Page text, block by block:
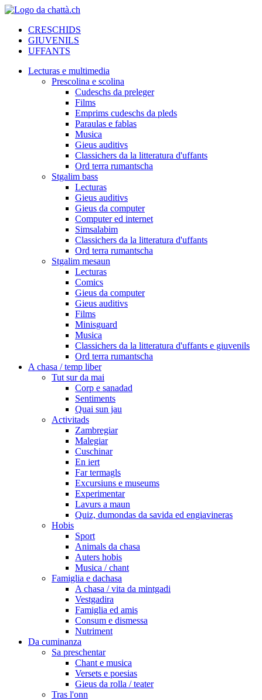
CRESCHIDS
GIUVENILS
UFFANTS
Lecturas e multimedia
Prescolina e scolina
Cudeschs da preleger
Films
Emprims cudeschs da pleds
Paraulas e fablas
Musica
Gieus auditivs
Classichers da la litteratura d'uffants
Ord terra rumantscha
Stgalim bass
Lecturas
Gieus auditivs
Gieus da computer
Computer ed internet
Simsalabim
Classichers da la litteratura d'uffants
Ord terra rumantscha
Stgalim mesaun
Lecturas
Comics
Gieus da computer
Gieus auditivs
Films
Minisguard
Musica
Classichers da la litteratura d'uffants e giuvenils
Ord terra rumantscha
A chasa / temp liber
Tut sur da mai
Corp e sanadad
Sentiments
Quai sun jau
Activitads
Zambregiar
Malegiar
Cuschinar
En iert
Far termagls
Excursiuns e museums
Experimentar
Lavurs a maun
Quiz, dumondas da savida ed engiavineras
Hobis
Sport
Animals da chasa
Auters hobis
Musica / chant
Famiglia e dachasa
A chasa / vita da mintgadi
Vestgadira
Famiglia ed amis
Consum e dismessa
Nutriment
Da cuminanza
Sa preschentar
Chant e musica
Versets e poesias
Gieus da rolla / teater
Tras l'onn